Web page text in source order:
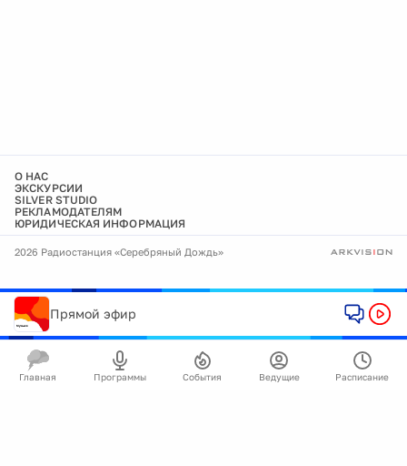
О НАС
ЭКСКУРСИИ
SILVER STUDIO
РЕКЛАМОДАТЕЛЯМ
ЮРИДИЧЕСКАЯ ИНФОРМАЦИЯ
2026 Радиостанция «Серебряный Дождь»
Прямой эфир
Главная Программы События Ведущие Расписание